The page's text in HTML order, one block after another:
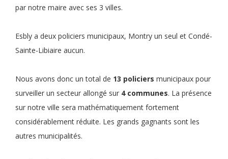
par notre maire avec ses 3 villes.
Esbly a deux policiers municipaux, Montry un seul et Condé-
Sainte-Libiaire aucun.
Nous avons donc un total de 13 policiers municipaux pour
surveiller un secteur allongé sur 4 communes. La présence
sur notre ville sera mathématiquement fortement
considérablement réduite. Les grands gagnants sont les
autres municipalités.